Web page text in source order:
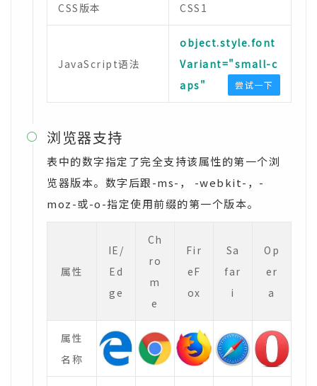
CSS版本 CSS1
JavaScript语法
object.style.font
Variant="small-c
aps"
尝试一下
 浏览器支持
表中的数字指定了完全支持该属性的第一个浏
览器版本。数字后跟-ms-， -webkit-，-
moz-或-o-指定使用前缀的第一个版本。
属性
IE/
Ed
ge
Ch
ro
m
e
Fir
eF
ox
Sa
far
i
Op
er
a
属性
名称